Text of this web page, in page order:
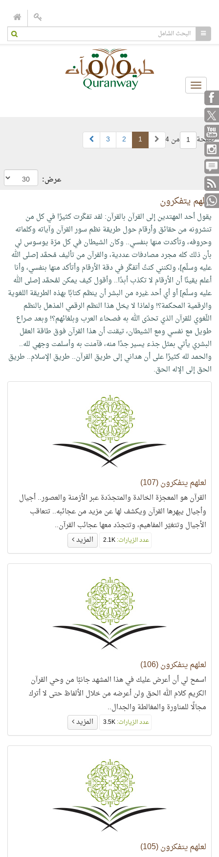
Toggle
navigation
صفحة 1 من 4 1
2
3
عرض:
لعلهم يتفكرون
يقول أحد المهتدين إلى القرآن بالقرآن: لقد تفكّرت كثيرًا في كل من
تنشرونه من حقائق وأرقام حول طريقة نظم سور القرآن وآياته وكلماته
وحروفه، وتأكدت منها بنفسي.. وكان الشيطان في كل مرّة يوسوس لي
بأن ذلك كله مجرد مصادفات عددية، والقرآن من تأليف مُحمَّد [صلى الله
عليه وسلّم]، ولكنني كنتُ أتفكّر في دقة الأرقام وأتأكد منها بنفسي، وأنا
أعلم يقينًا أن الأرقام لا تكذب أبدًا.. وأقول كيف يمكن لمُحمَّد [صلى الله
عليه وسلّم] أو أي أحد غيره من البشر أن ينظم كتابًا بهذه الطريقة اللغوية
والرقمية المحكمة؟! ولماذا لا يخل هذا النظم الرقمي المذهل بالنظم
اللّغوي للقرآن الذي تحدّى الله به فصحاء العرب وبلغائهم؟! وبعد صراع
طويل مع نفسي ومع الشيطان، تيقنت أن هذا القرآن فوق طاقة العقل
البشري يأتي بمثل جذء يسير جدًا منه، فآمنت به وأسلمت وجهي لله..
والحمد لله كثيرًا على أن هداني إلى طريق القرآن.. طريق الإسلام.. طريق
الحق إلى الإله الحق.
لعلهم يتفكرون (107)
القرآن هو المعجزة الخالدة والمتجدّدة عبر الأزمنة والعصور.. أجيال
وأجيال يبهرها القرآن ويكشف لها عن مزيد من عجائبه.. تتعاقب
الأجيال وتتغيّر المفاهيم، وتتجدّد معها عجائب القرآن..
عدد الزيارات: المزيد
لعلهم يتفكرون (106)
اسمح لي أن أعرض عليك في هذا المشهد جانبًا من وحي القرآن
الكريم كلام الله الحق ولن أعرضه من خلال الألفاظ حتى لا أترك
مجالًا للمناورة والمغالطة والجدال..
عدد الزيارات: المزيد
لعلهم يتفكرون (105)